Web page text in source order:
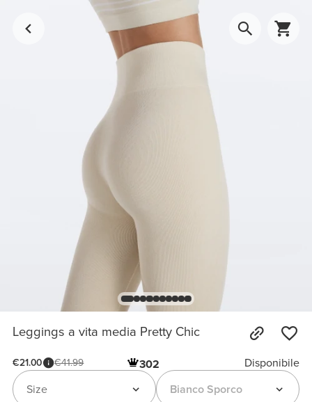
Leggings a vita media Pretty Chic
€21.00 €41.99 302
Disponibile
Bianco Sporco
Size